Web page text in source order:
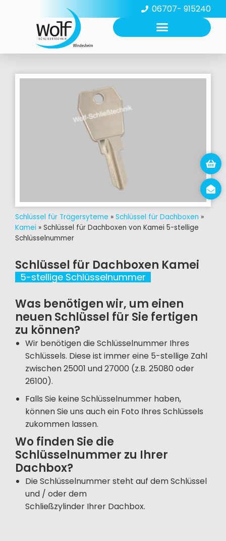
06707- 915240
Schlüssel für Trägersyteme » Schlüssel für Dachboxen »
Kamei » Schlüssel für Dachboxen von Kamei 5-stellige
Schlüsselnummer
Schlüssel für Dachboxen Kamei
5-stellige Schlüsselnummer
Was benötigen wir, um einen
neuen Schlüssel für Sie fertigen
zu können?
Wir benötigen die Schlüsselnummer Ihres
Schlüssels. Diese ist immer eine 5-stellige Zahl
zwischen 25001 und 27000 (z.B. 25080 oder
26100).
Falls Sie keine Schlüsselnummer haben,
können Sie uns auch ein Foto Ihres Schlüssels
zukommen lassen.
Wo finden Sie die
Schlüsselnummer zu Ihrer
Dachbox?
Die Schlüsselnummer steht auf dem Schlüssel
und / oder dem
Schließzylinder Ihrer Dachbox.